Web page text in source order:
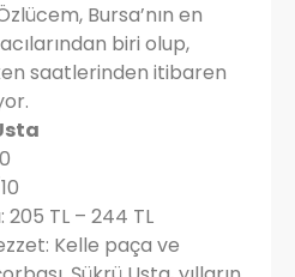
Bursa’nın en
biri olup,
saatlerinden itibaren
205 TL – 244 TL
Kelle paça ve